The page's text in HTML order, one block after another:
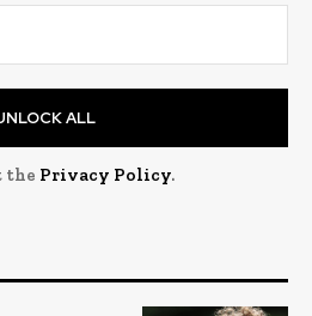
ALL
the Privacy Policy.